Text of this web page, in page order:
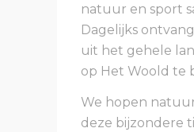
natuur en sport
Dagelijks
uit het gehele
op Het Woold te
We hopen
deze bijzondere